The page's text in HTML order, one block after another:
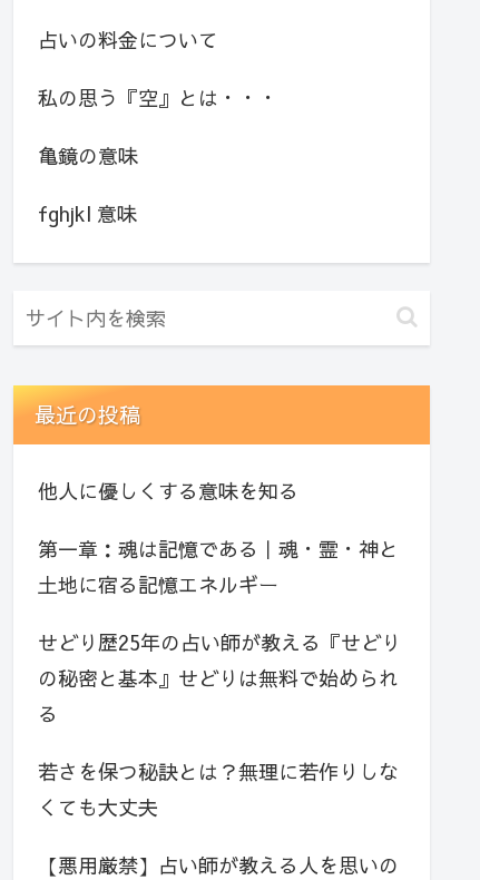
占いの料金について
私の思う『空』とは・・・
亀鏡の意味
fghjkl 意味
最近の投稿
他人に優しくする意味を知る
第一章：魂は記憶である｜魂・霊・神と
土地に宿る記憶エネルギー
せどり歴25年の占い師が教える『せどり
の秘密と基本』せどりは無料で始められ
る
若さを保つ秘訣とは？無理に若作りしな
くても大丈夫
【悪用厳禁】占い師が教える人を思いの